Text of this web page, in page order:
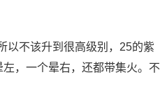
以不该升到很高级别，25的紫
，一个晕右，还都带集火。不